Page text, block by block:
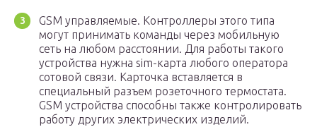
GSM управляемые. Контроллеры этого типа
могут принимать команды через мобильную
сеть на любом расстоянии. Для работы такого
устройства нужна sim-карта любого оператора
сотовой связи. Карточка вставляется в
специальный разъем розеточного термостата.
GSM устройства способны также контролировать
работу других электрических изделий.